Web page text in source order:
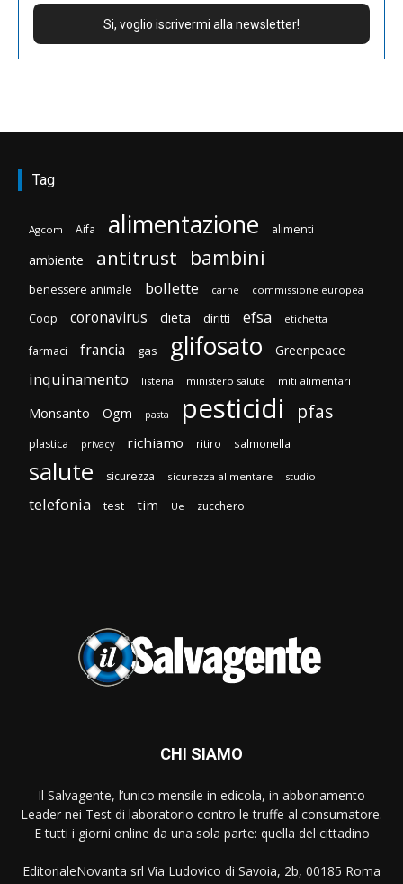
Tag
Agcom Aifa alimentazione alimenti
ambiente antitrust bambini
benessere animale bollette carne commissione europea
Coop coronavirus dieta diritti efsa etichetta
farmaci francia gas glifosato Greenpeace
inquinamento listeria ministero salute miti alimentari
Monsanto Ogm pasta pesticidi pfas
plastica privacy richiamo ritiro salmonella
salute sicurezza sicurezza alimentare studio
telefonia test tim Ue zucchero
CHI SIAMO
Il Salvagente, l’unico mensile in edicola, in abbonamento
Leader nei Test di laboratorio contro le truffe al consumatore.
E tutti i giorni online da una sola parte: quella del cittadino
EditorialeNovanta srl Via Ludovico di Savoia, 2b, 00185 Roma